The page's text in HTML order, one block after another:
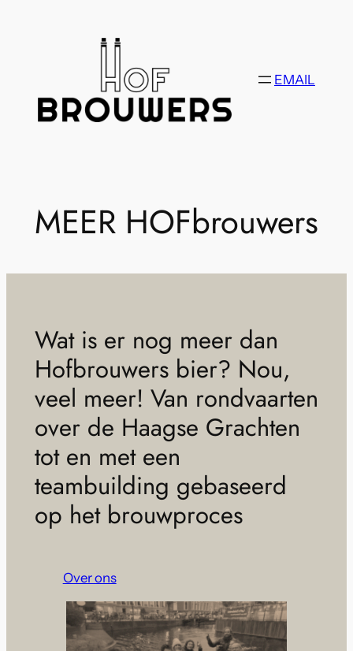
EMAIL
MEER HOFbrouwers
Wat is er nog meer dan
Hofbrouwers bier? Nou,
veel meer! Van rondvaarten
over de Haagse Grachten
tot en met een
teambuilding gebaseerd
op het brouwproces
Over ons